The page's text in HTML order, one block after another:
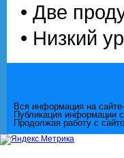
• Две
• Низкий
Вся информация на
Публикация информации
Продолжая работу с